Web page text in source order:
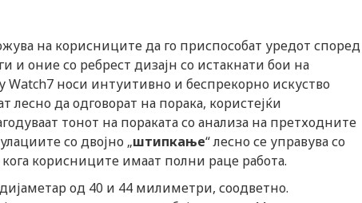
на корисниците да го приспособат уредот според
и оние со ребрест дизајн со истакнати бои на
Watch7 носи интуитивно и беспрекорно искуство
да одговорат на порака, користејќи
тонот на пораката со анализа на претходните
со двојно „штипкање“ лесно се управува со
корисниците имаат полни раце работа.
од 40 и 44 милиметри, соодветно.